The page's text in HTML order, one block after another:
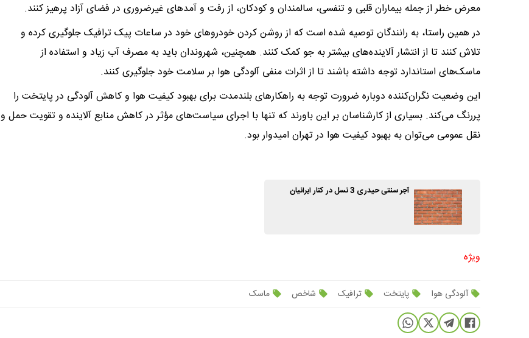
معرض خطر از جمله بیماران قلبی و تنفسی، سالمندان و کودکان، از رفت و آمدهای غیرضروری در فضای آزاد پرهیز کنند.
در همین راستا، به رانندگان توصیه شده است که از روشن کردن خودروهای خود در ساعات پیک ترافیک جلوگیری کرده و
تلاش کنند تا از انتشار آلاینده‌های بیشتر به جو کمک کنند. همچنین، شهروندان باید به مصرف آب زیاد و استفاده از
ماسک‌های استاندارد توجه داشته باشند تا از اثرات منفی آلودگی هوا بر سلامت خود جلوگیری کنند.
این وضعیت نگران‌کننده دوباره ضرورت توجه به راهکارهای بلندمدت برای بهبود کیفیت هوا و کاهش آلودگی در پایتخت را
پررنگ می‌کند. بسیاری از کارشناسان بر این باورند که تنها با اجرای سیاست‌های مؤثر در کاهش منابع آلاینده و تقویت حمل و
نقل عمومی می‌توان به بهبود کیفیت هوا در تهران امیدوار بود.
آجر سنتی حیدری 3 نسل در کنار ایرانیان
ویژه
آلودگی هوا پایتخت ترافیک شاخص ماسک